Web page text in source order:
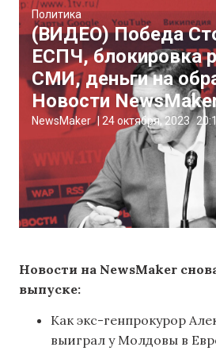
Политика
(ВИДЕО) Победа
ЕСПЧ, блокировка
СМИ, деньги на
Новости
NewsMaker | 24 октября, 2023
Новости на NewsMaker
выпуске:
Как экс-генпрокурор
выиграл у Молдовы в